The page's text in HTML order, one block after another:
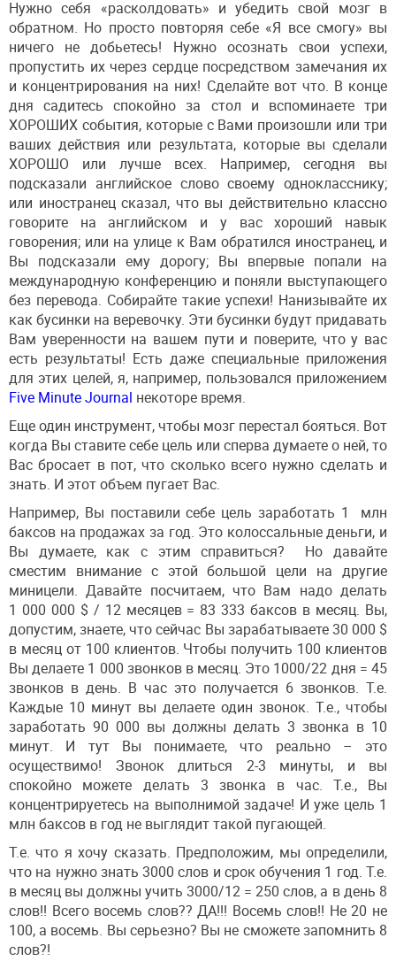
Нужно себя «расколдовать» и убедить свой мозг в
обратном. Но просто повторяя себе «Я все смогу» вы
ничего не добьетесь! Нужно осознать свои успехи,
пропустить их через сердце посредством замечания их
и концентрирования на них! Сделайте вот что. В конце
дня садитесь спокойно за стол и вспоминаете три
ХОРОШИХ события, которые с Вами произошли или три
ваших действия или результата, которые вы сделали
ХОРОШО или лучше всех. Например, сегодня вы
подсказали английское слово своему однокласснику;
или иностранец сказал, что вы действительно классно
говорите на английском и у вас хороший навык
говорения; или на улице к Вам обратился иностранец, и
Вы подсказали ему дорогу; Вы впервые попали на
международную конференцию и поняли выступающего
без перевода. Собирайте такие успехи! Нанизывайте их
как бусинки на веревочку. Эти бусинки будут придавать
Вам уверенности на вашем пути и поверите, что у вас
есть результаты! Есть даже специальные приложения
для этих целей, я, например, пользовался приложением
Five Minute Journal некоторе время.
Еще один инструмент, чтобы мозг перестал бояться. Вот
когда Вы ставите себе цель или сперва думаете о ней, то
Вас бросает в пот, что сколько всего нужно сделать и
знать. И этот объем пугает Вас.
Например, Вы поставили себе цель заработать 1 млн
баксов на продажах за год. Это колоссальные деньги, и
Вы думаете, как с этим справиться? Но давайте
сместим внимание с этой большой цели на другие
миницели. Давайте посчитаем, что Вам надо делать
1 000 000 $ / 12 месяцев = 83 333 баксов в месяц. Вы,
допустим, знаете, что сейчас Вы зарабатываете 30 000 $
в месяц от 100 клиентов. Чтобы получить 100 клиентов
Вы делаете 1 000 звонков в месяц. Это 1000/22 дня = 45
звонков в день. В час это получается 6 звонков. Т.е.
Каждые 10 минут вы делаете один звонок. Т.е., чтобы
заработать 90 000 вы должны делать 3 звонка в 10
минут. И тут Вы понимаете, что реально – это
осуществимо! Звонок длиться 2-3 минуты, и вы
спокойно можете делать 3 звонка в час. Т.е., Вы
концентрируетесь на выполнимой задаче! И уже цель 1
млн баксов в год не выглядит такой пугающей.
Т.е. что я хочу сказать. Предположим, мы определили,
что на нужно знать 3000 слов и срок обучения 1 год. Т.е.
в месяц вы должны учить 3000/12 = 250 слов, а в день 8
слов!! Всего восемь слов?? ДА!!! Восемь слов!! Не 20 не
100, а восемь. Вы серьезно? Вы не сможете запомнить 8
слов?!